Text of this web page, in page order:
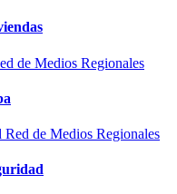
de Medios Regionales
Red de Medios Regionales